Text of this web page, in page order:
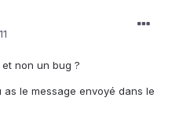
non un bug ?
le message envoyé dans le